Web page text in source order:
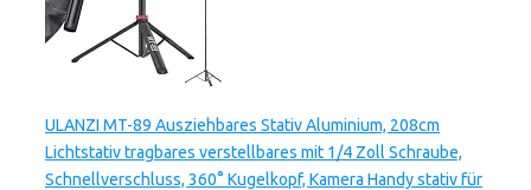
ULANZI MT-89 Ausziehbares Stativ Aluminium, 208cm
Lichtstativ tragbares verstellbares mit 1/4 Zoll Schraube,
Schnellverschluss, 360° Kugelkopf, Kamera Handy stativ für